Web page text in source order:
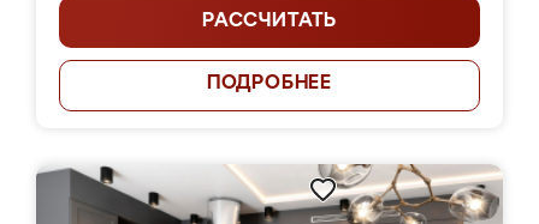
РАССЧИТАТЬ
ПОДРОБНЕЕ